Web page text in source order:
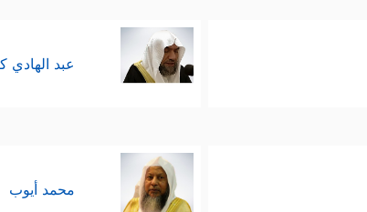
عبد الهادي
محمد أيوب